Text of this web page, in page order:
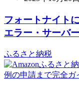
フォートナイト
エラー・サーバ
ふるさと納税